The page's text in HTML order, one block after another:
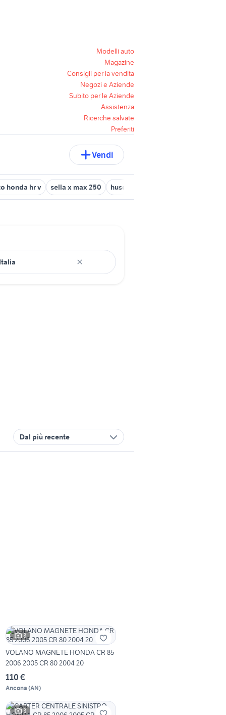
Modelli auto
Magazine
Consigli per la vendita
Negozi e Aziende
Subito per le Aziende
Assistenza
Ricerche salvate
Preferiti
Vendi
honda hr v sella x max 250 husqvarna 300 2t
Dal più recente
3
VOLANO MAGNETE HONDA CR 85
2006 2005 CR 80 2004 20
110 €
Ancona (AN)
3